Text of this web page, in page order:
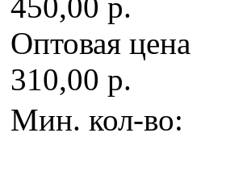
Оптовая цена
310,00 р.
Мин. кол-во: